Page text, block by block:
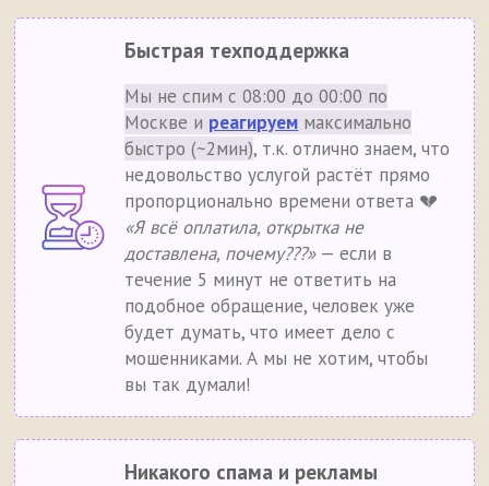
Быстрая техподдержка
Мы не спим с 08:00 до 00:00 по
Москве и реагируем максимально
быстро (~2мин), т.к. отлично знаем, что
недовольство услугой растёт прямо
пропорционально времени ответа 💔
«Я всё оплатила, открытка не
доставлена, почему???»— если в
течение 5 минут не ответить на
подобное обращение, человек уже
будет думать, что имеет дело с
мошенниками. А мы не хотим, чтобы
вы так думали!
Никакого спама и рекламы